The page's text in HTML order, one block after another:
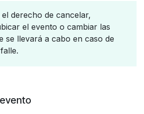
derecho de cancelar,
el evento o cambiar las
se llevará a cabo en caso de